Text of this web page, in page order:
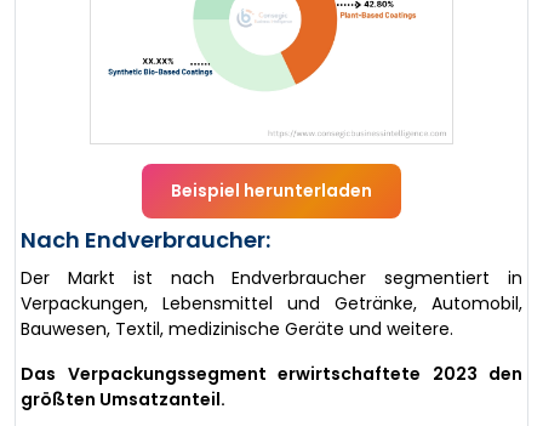
Beispiel herunterladen
Nach Endverbraucher:
Der Markt ist nach Endverbraucher segmentiert in
Verpackungen, Lebensmittel und Getränke, Automobil,
Bauwesen, Textil, medizinische Geräte und weitere.
Das Verpackungssegment erwirtschaftete 2023 den
größten Umsatzanteil.